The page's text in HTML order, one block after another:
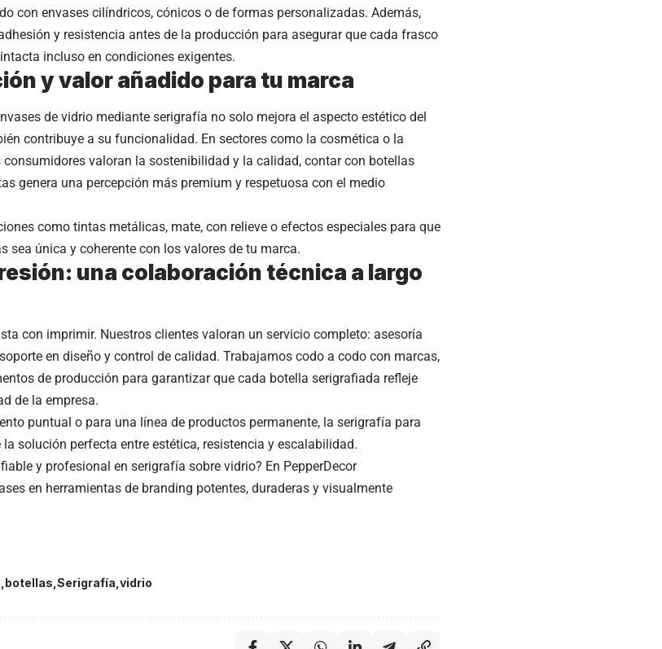
con envases cilíndricos, cónicos o de formas personalizadas. Además,
y resistencia antes de la producción para asegurar que cada frasco
incluso en condiciones exigentes.
y valor añadido para tu marca
de vidrio mediante serigrafía no solo mejora el aspecto estético del
contribuye a su funcionalidad. En sectores como la cosmética o la
valoran la sostenibilidad y la calidad, contar con botellas
genera una percepción más premium y respetuosa con el medio
como tintas metálicas, mate, con relieve o efectos especiales para que
sea única y coherente con los valores de tu marca.
una colaboración técnica a largo
con imprimir. Nuestros clientes valoran un servicio completo: asesoría
en diseño y control de calidad. Trabajamos codo a codo con marcas,
de producción para garantizar que cada botella serigrafiada refleje
de la empresa.
puntual o para una línea de productos permanente, la serigrafía para
solución perfecta entre estética, resistencia y escalabilidad.
y profesional en serigrafía sobre vidrio? En PepperDecor
en herramientas de branding potentes, duraderas y visualmente
botellas Serigrafía vidrio